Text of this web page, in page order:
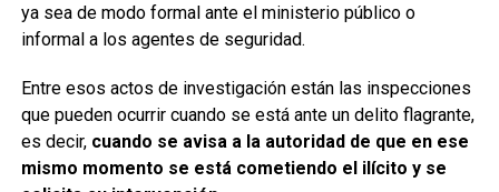
ya sea de modo formal ante el ministerio público o
informal a los agentes de seguridad.
Entre esos actos de investigación están las inspecciones
que pueden ocurrir cuando se está ante un delito flagrante,
es decir, cuando se avisa a la autoridad de que en ese
mismo momento se está cometiendo el ilícito y se